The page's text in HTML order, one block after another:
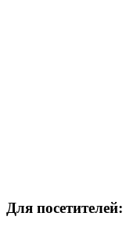
Для посетителей: